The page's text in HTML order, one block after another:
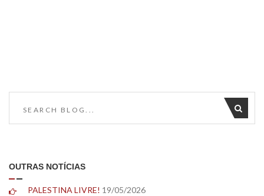
OUTRAS NOTÍCIAS
PALESTINA LIVRE! 19/05/2026